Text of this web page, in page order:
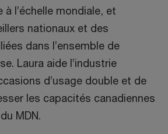
l’échelle mondiale, et
nationaux et des
dans l’ensemble de
Laura aide l’industrie
d’usage double et de
les capacités canadiennes
MDN.